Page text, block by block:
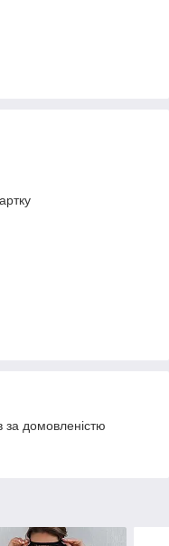
за домовленістю